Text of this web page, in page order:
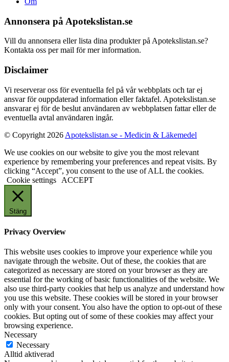
Annonsera på Apotekslistan.se
Vill du annonsera eller lista dina produkter på Apotekslistan.se?
Kontakta oss per mail för mer information.
Disclaimer
Vi reserverar oss för eventuella fel på vår webbplats och tar ej
ansvar för ouppdaterad information eller faktafel. Apotekslistan.se
ansvarar ej för de beslut användaren av webbplatsen fattar eller de
eventuella avtal användaren ingår.
© Copyright 2026 Apotekslistan.se - Medicin & Läkemedel
We use cookies on our website to give you the most relevant
experience by remembering your preferences and repeat visits. By
clicking “Accept”, you consent to the use of ALL the cookies.
Cookie settings
ACCEPT
Stäng
Privacy Overview
This website uses cookies to improve your experience while you
navigate through the website. Out of these, the cookies that are
categorized as necessary are stored on your browser as they are
essential for the working of basic functionalities of the website. We
also use third-party cookies that help us analyze and understand how
you use this website. These cookies will be stored in your browser
only with your consent. You also have the option to opt-out of these
cookies. But opting out of some of these cookies may affect your
browsing experience.
Necessary
Necessary
Alltid aktiverad